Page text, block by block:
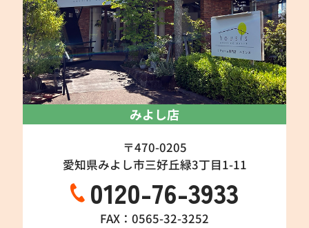
みよし店
〒470-0205
愛知県みよし市三好丘緑3丁目1-11
0120-76-3933
FAX：0565-32-3252